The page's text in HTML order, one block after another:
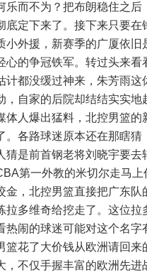
乐而不为？把布朗稳住之后
底定下来了。接下来只要在
小外援，新赛季的广厦依旧
心的争冠铁军。转过头来看
计都没缓过神来，朱芳雨这
，自家的后院却结结实实地
体人爆出猛料，北控男篮的
。各路球迷原本还在那瞎猜
猜是前首钢老将刘晓宇要去
第一外教的米切尔走马
金，北控男篮直接把广东队
拉多维奇给挖走了。这位拉
热闹的球迷可能对这个名字
篮花了大价钱从欧洲请回来
，不仅手握丰富的欧洲先进